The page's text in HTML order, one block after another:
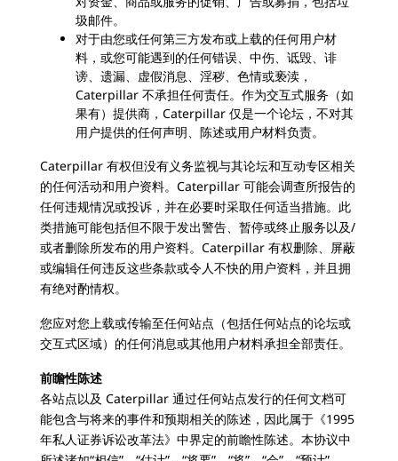
圾邮件。
对于由您或任何第三方发布或上载的任何用户材
料，或您可能遇到的任何错误、中伤、诋毁、诽
谤、遗漏、虚假消息、淫秽、色情或亵渎，
Caterpillar 不承担任何责任。作为交互式服务（如
果有）提供商，Caterpillar 仅是一个论坛，不对其
用户提供的任何声明、陈述或用户材料负责。
Caterpillar 有权但没有义务监视与其论坛和互动专区相关
的任何活动和用户资料。Caterpillar 可能会调查所报告的
任何违规情况或投诉，并在必要时采取任何适当措施。此
类措施可能包括但不限于发出警告、暂停或终止服务以及/
或者删除所发布的用户资料。Caterpillar 有权删除、屏蔽
或编辑任何违反这些条款或令人不快的用户资料，并且拥
有绝对酌情权。
您应对您上载或传输至任何站点（包括任何站点的论坛或
交互式区域）的任何消息或其他用户材料承担全部责任。
前瞻性陈述
各站点以及 Caterpillar 通过任何站点发行的任何文档可
能包含与将来的事件和预期相关的陈述，因此属于《1995
年私人证券诉讼改革法》中界定的前瞻性陈述。本协议中